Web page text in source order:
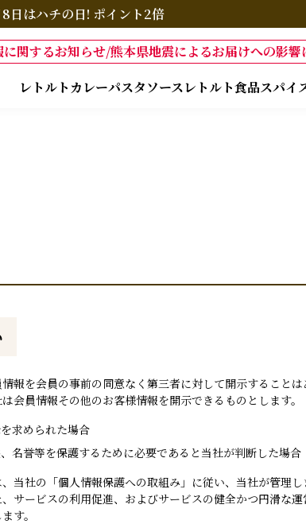
8日はハチの日! ポイント2倍
に関するお知らせ/熊本県地震によるお届けへの影響
レトルトカレーパスタソースレトルト食品スパイ
報を会員の事前の同意なく第三者に対して開示すること
会員情報その他のお客様情報を開示できるものとします。
求められた場合
名誉等を保護するために必要であると当社が判断した場合
当社の「個人情報保護への取組み」に従い、当社が管理
サービスの利用促進、およびサービスの健全かつ円滑な
す。